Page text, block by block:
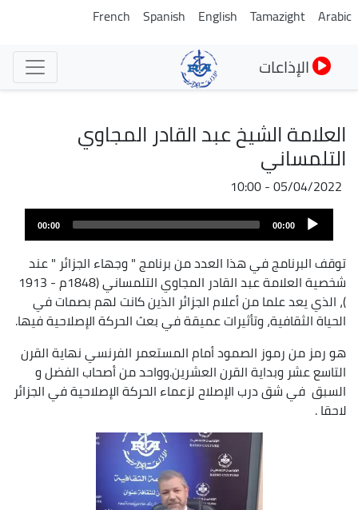
تجاوز
Arabic
Tamazight
English
Spanish
French
الإذاعات
العلامة الشيخ عبد القادر المجاوي
التلمساني
05/04/2022 - 10:00
Audio
Player
00:00
00:00
توقف البرنامج في هذا العدد من برنامج " وجهاء الجزائر " عند
شخصية العلامة عبد القادر المجاوي التلمساني (1848م - 1913
)، الذي يعد علما من أعلام الجزائر الذين كانت لهم بصمات في
الحياة الثقافية، وتأثيرات عميقة في بعث الحركة الإصلاحية فيها.
هو رمز من رموز الصمود أمام المستعمر الفرنسي نهاية القرن
التاسع عشر وبداية القرن العشرين.وواحد من أصحاب الفضل و
السبق في شق درب الإصلاح لزعماء الحركة الإصلاحية في الجزائر
لاحقا .